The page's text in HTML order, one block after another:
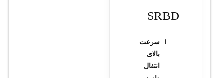
SRBD
سرعت
بالای
انتقال